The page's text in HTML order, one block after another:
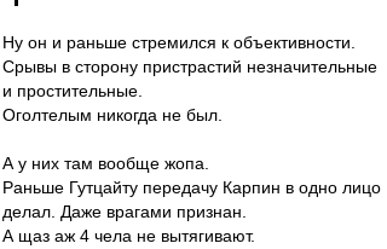
Ну он и раньше стремился к объективности.
Срывы в сторону пристрастий незначительные
и простительные.
Оголтелым никогда не был.
А у них там вообще жопа.
Раньше Гутцайту передачу Карпин в одно лицо
делал. Даже врагами признан.
А щаз аж 4 чела не вытягивают.